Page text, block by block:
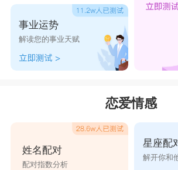
事业运势
解读您的事业天赋
恋爱情感
姓名配对
配对指数分析
星座配
解开你和